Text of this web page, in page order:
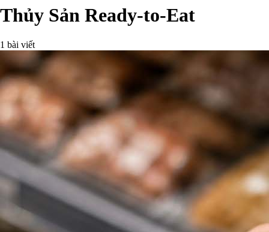
Thủy Sản Ready-to-Eat
1 bài viết